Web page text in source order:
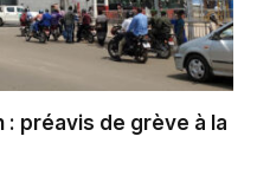
préavis de grève à la